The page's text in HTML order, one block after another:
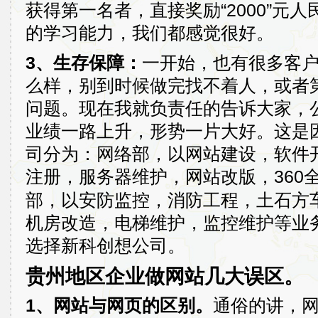
获得第一名者，直接奖励“2000”元
的学习能力，我们都感觉很好。
3、生存保障： 一开始，也有很多客
么样，别到时候做完找不着人，或者
问题。现在我就负责任的告诉大家
业绩一路上升，形势一片大好。这
司分为：网络部，以网站建设，软件
注册，服务器维护，网站改版，360
部，以安防监控，消防工程，土石方
机房改造，电梯维护，监控维护等业
选择新科创想公司。
贵州地区企业做网站几大误区。
1、网站与网页的区别。 通俗的讲，